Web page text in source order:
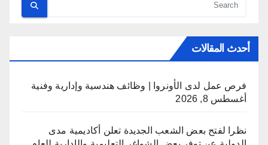
أحدث المقالات
فرص عمل لدى الأونروا | وظائف هندسية وإدارية وفنية
أغسطس 8, 2026
نظرا لفتح بعض الشعب الجديدة تعلن أكاديمية مدى